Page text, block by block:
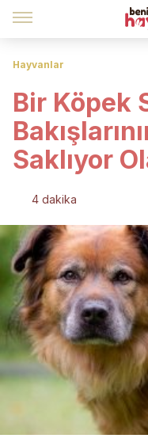
Hayvanlar
Bir Köpek
Saklıyor
4 dakika